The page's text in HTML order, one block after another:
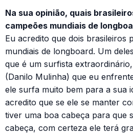
Na sua opinião, quais
campeões mundiais de
Eu acredito que dois brasileiros
mundiais de longboard. Um
que é um surfista
(Danilo Mulinha) que eu
ele surfa muito bem para a sua
acredito que se ele se manter
tiver uma boa cabeça para que
cabeça, com certeza ele terá